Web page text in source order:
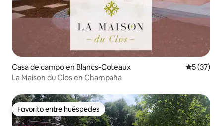
Casa de campo en Blancs-Coteaux
5 (37)
La Maison du Clos en Champaña
Favorito entre huéspedes
Favorito entre huéspedes